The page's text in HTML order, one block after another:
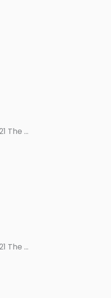
The ...
The ...